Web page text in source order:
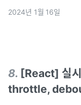
는 Redux에 대비했
2024년 1월 16일
8. [React] 실
throttle,